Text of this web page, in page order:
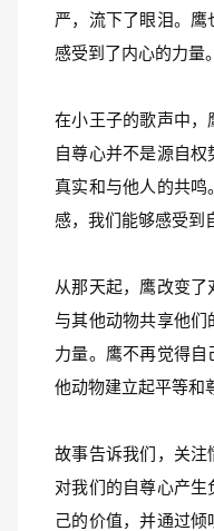
严，流下了眼泪。鹰
感受到了内心的力量。
在小王子的歌声中，
自尊心并不是源自
真实和与他人的共鸣
感，我们能够感受到
从那天起，鹰改变
与其他动物共享他们
力量。鹰不再觉得
他动物建立起平等和
故事告诉我们，关注
对我们的自尊心产生
己的价值，并通过